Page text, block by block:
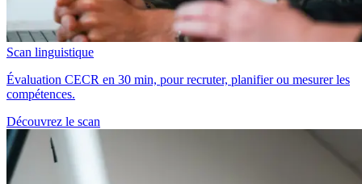
Scan linguistique
Évaluation CECR en 30 min, pour recruter, planifier ou mesurer les
compétences.
Découvrez le scan